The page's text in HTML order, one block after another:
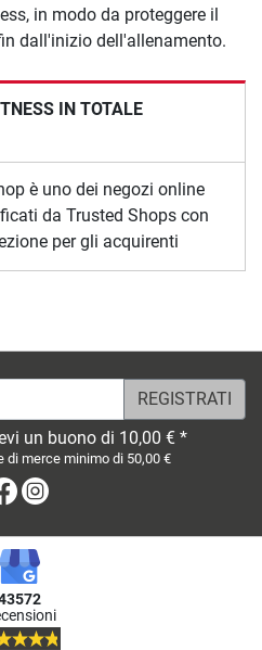
IN TOTALE
è uno dei negozi online
da Trusted Shops con
per gli acquirenti
in modo da proteggere il
dall'inizio dell'allenamento.
un buono di 10,00 € *
di merce minimo di 50,00 €
Facebook